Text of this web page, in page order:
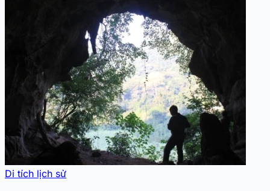
Di tích lịch sử